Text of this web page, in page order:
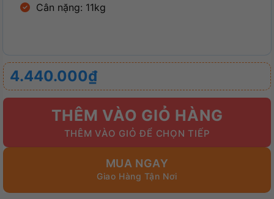
Cân nặng: 11kg
4.440.000₫
THÊM VÀO GIỎ HÀNG
MUA NGAY